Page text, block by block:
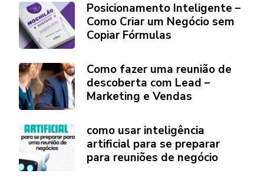
Posicionamento Inteligente –
Como Criar um Negócio sem
Copiar Fórmulas
Como fazer uma reunião de
descoberta com Lead –
Marketing e Vendas
como usar inteligência
artificial para se preparar
para reuniões de negócio